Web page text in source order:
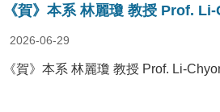
《賀》本系 林麗瓊 教授 Prof.
2026-06-29
《賀》本系 林麗瓊 教授 Prof. Li-